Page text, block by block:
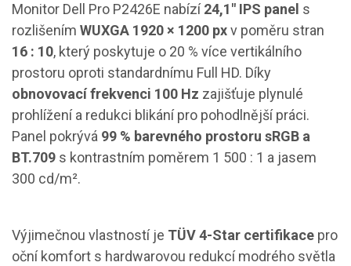
Monitor Dell Pro P2426E nabízí24,1" IPS panel s
rozlišením WUXGA 1920 × 1200 pxv poměru stran
16 : 10, který poskytuje o 20 % více vertikálního
prostoru oproti standardnímu Full HD. Díky
obnovovací frekvenci 100 Hz zajišťuje plynulé
prohlížení a redukci blikání pro pohodlnější práci.
Panel pokrývá 99 % barevného prostoru sRGB a
BT.709 s kontrastním poměrem 1 500 : 1 a jasem
300 cd/m².
Výjimečnou vlastností je TÜV 4-Star certifikace pro
oční komfort s hardwarovou redukcí modrého světla